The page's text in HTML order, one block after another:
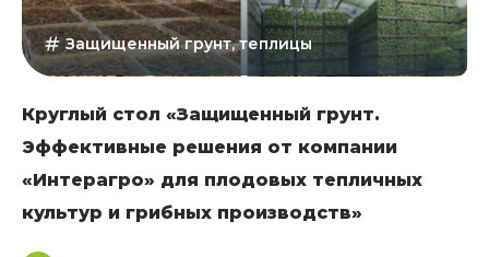
Защищенный грунт, теплицы
Круглый стол «Защищенный грунт.
Эффективные решения от компании
«Интерагро» для плодовых тепличных
культур и грибных производств»